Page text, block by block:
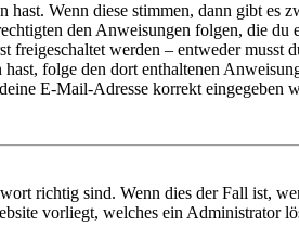
hast. Wenn diese stimmen, dann gibt es
den Anweisungen folgen, die
werden – entweder musst
folge den dort enthaltenen
E-Mail-Adresse korrekt eingegeben
richtig sind. Wenn dies der Fall ist,
vorliegt, welches ein Administrator